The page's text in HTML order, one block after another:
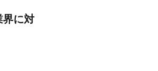
界に対